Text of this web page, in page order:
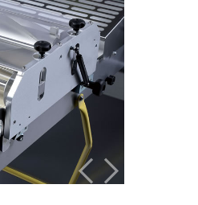
Précédent
Suivant